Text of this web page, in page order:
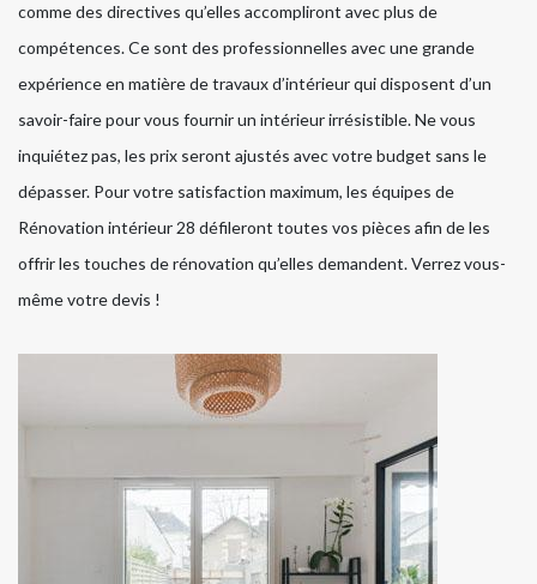
comme des directives qu’elles accompliront avec plus de
compétences. Ce sont des professionnelles avec une grande
expérience en matière de travaux d’intérieur qui disposent d’un
savoir-faire pour vous fournir un intérieur irrésistible. Ne vous
inquiétez pas, les prix seront ajustés avec votre budget sans le
dépasser. Pour votre satisfaction maximum, les équipes de
Rénovation intérieur 28 défileront toutes vos pièces afin de les
offrir les touches de rénovation qu’elles demandent. Verrez vous-
même votre devis !